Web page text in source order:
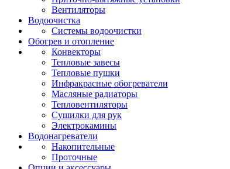
Вентиляторы
Водоочистка
Системы водоочистки
Обогрев и отопление
Конвекторы
Тепловые завесы
Тепловые пушки
Инфракрасные обогреватели
Масляные радиаторы
Тепловентиляторы
Сушилки для рук
Электрокамины
Водонагреватели
Накопительные
Проточные